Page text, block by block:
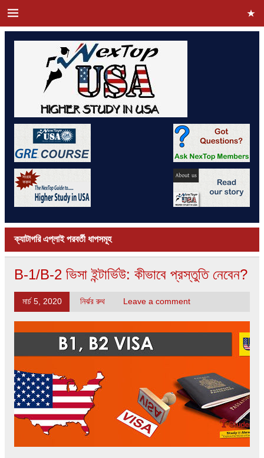
ক্যাটাগরিএপ্লাই পরবর্তী ধাপসমূহ
B-1/B-2 ভিসা ইন্টার্ভিউ: কীভাবে প্রস্তুতি নেবেন?
মার্চ 5, 2020 নির্ঝর রুথ Leave a comment